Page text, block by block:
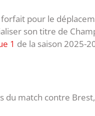
pour le
son titre de
1 de la saison 2025-
du match contre